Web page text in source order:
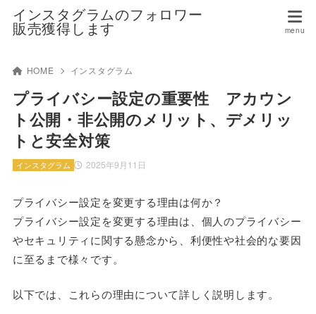
インスタグラムのフォロワー
販売獲得します
HOME インスタグラム
プライバシー設定の重要性 アカウン
ト公開・非公開のメリット、デメリッ
トと安全対策
2025年9月11日
インスタグラム
プライバシー設定を変更する理由は何か？
プライバシー設定を変更する理由は、個人のプライバシー
やセキュリティに関する懸念から、利便性や社会的な要因
に至るまで様々です。
以下では、これらの理由について詳しく説明します。